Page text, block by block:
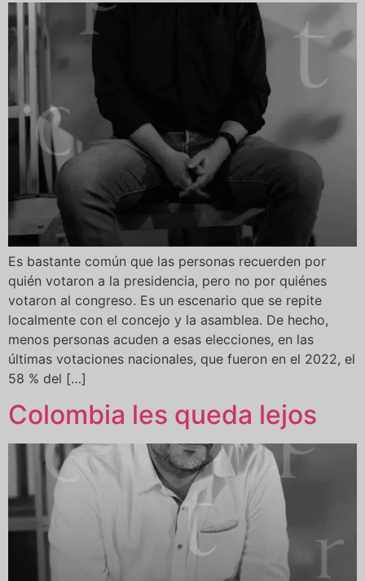
Es bastante común que las personas recuerden por
quién votaron a la presidencia, pero no por quiénes
votaron al congreso. Es un escenario que se repite
localmente con el concejo y la asamblea. De hecho,
menos personas acuden a esas elecciones, en las
últimas votaciones nacionales, que fueron en el 2022, el
58 % del […]
Colombia les queda lejos